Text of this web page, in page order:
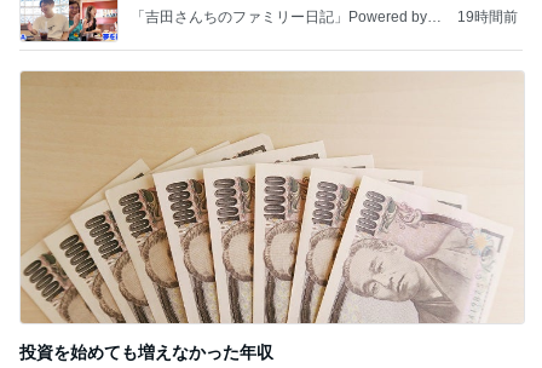
「吉田さんちのファミリー日記」Powered by A
19時間前
投資を始めても増えなかった年収